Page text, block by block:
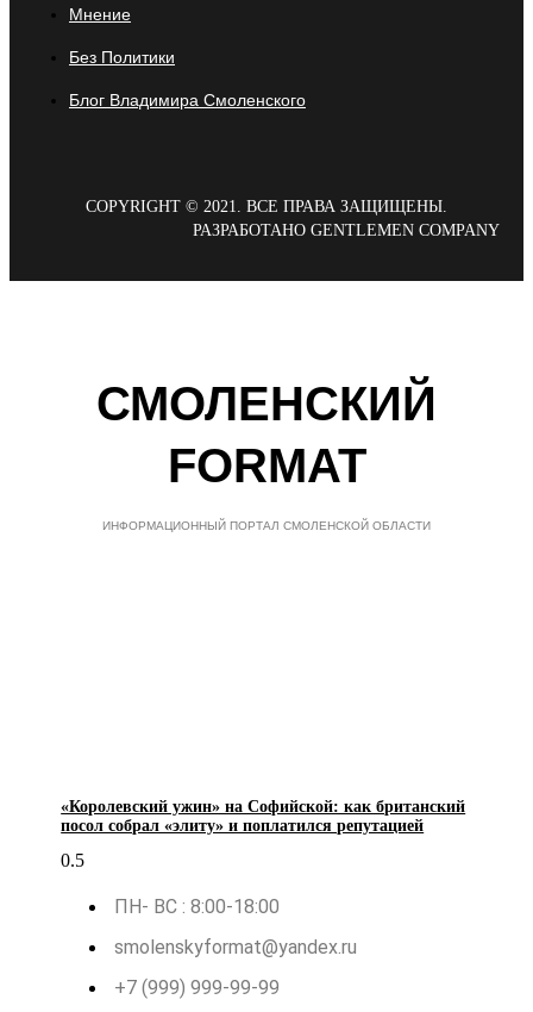
Мнение
Без Политики
Блог Владимира Смоленского
COPYRIGHT © 2021. ВСЕ ПРАВА ЗАЩИЩЕНЫ.
РАЗРАБОТАНО GENTLEMEN COMPANY
СМОЛЕНСКИЙ
FORMAT
ИНФОРМАЦИОННЫЙ ПОРТАЛ СМОЛЕНСКОЙ ОБЛАСТИ
«Королевский ужин» на Софийской: как британский
посол собрал «элиту» и поплатился репутацией
ПН- ВС : 8:00-18:00
smolenskyformat@yandex.ru
+7 (999) 999-99-99